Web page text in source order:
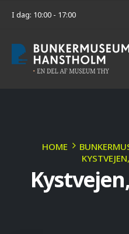
I dag: 10:00 - 17:00
HOME